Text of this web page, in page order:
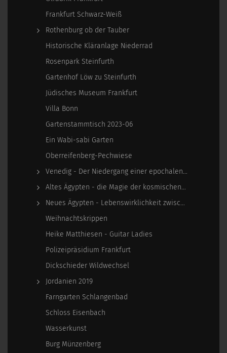
Frankfurt Schwarz-Weiß
Rothenburg ob der Tauber
Historische Kläranlage Niederrad
Rosenpark Steinfurth
Gartenhof Löw zu Steinfurth
Jüdisches Museum Frankfurt
Villa Bonn
Gartenstammtisch 2023-06
Ein Wabi-sabi Garten
Oberreifenberg-Pechwiese
Venedig - Der Niedergang einer epochalen Macht
Altes Ägypten - die Magie der kosmischen…
Neues Ägypten - Lebenswirklichkeit zwischen…
Weihnachtskrippen
Heike Matthiesen - Guitar Ladies
Polizeipräsidium Frankfurt
Dickschieder Wildwechsel
Jordanien 2019
Farngarten Schlangenbad
Schloss Eisenbach
Wasserkunst
Burg Münzenberg